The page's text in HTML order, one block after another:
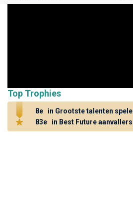
Top Trophies
8e
in Grootste talenten
83e
in Best Future aanvallers